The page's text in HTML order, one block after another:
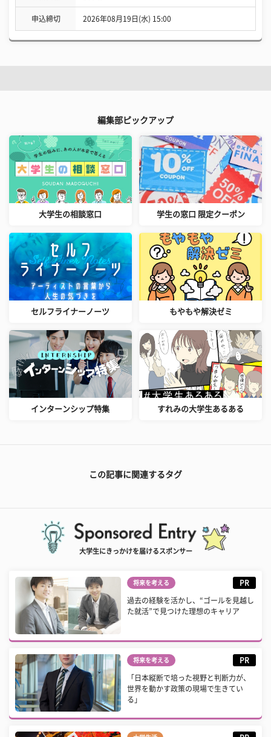
申込締切 2026年08月19日(水) 15:00
編集部ピックアップ
大学生の相談窓口 学生の窓口 限定クーポン
セルフライナーノーツ もやもや解決ゼミ
インターンシップ特集 すれみの大学生あるある
この記事に関連するタグ
大学生にきっかけを届けるスポンサー
将来を考える PR
過去の経験を活かし、“ゴールを見越し
た就活”で見つけた理想のキャリア
将来を考える PR
「日本縦断で培った視野と判断力が、
世界を動かす政策の現場で生きてい
る」